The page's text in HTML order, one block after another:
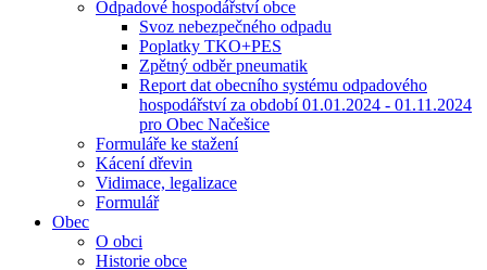
Odpadové hospodářství obce
Svoz nebezpečného odpadu
Poplatky TKO+PES
Zpětný odběr pneumatik
Report dat obecního systému odpadového
hospodářství za období 01.01.2024 - 01.11.2024
pro Obec Načešice
Formuláře ke stažení
Kácení dřevin
Vidimace, legalizace
Formulář
Obec
O obci
Historie obce